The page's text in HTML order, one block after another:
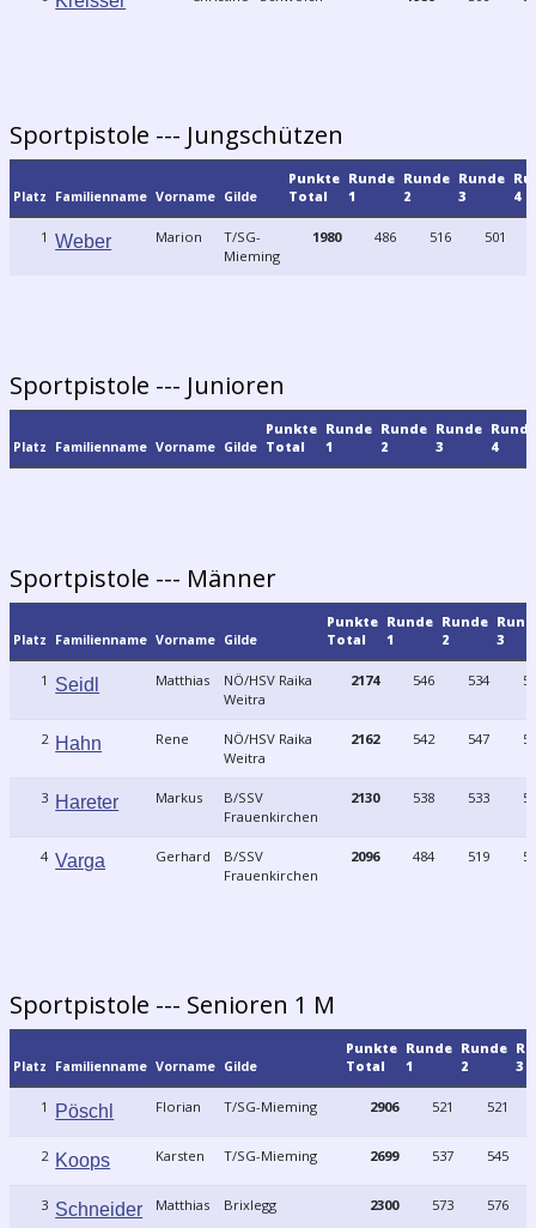
Sportpistole --- Jungschützen
Platz Familienname Vorname Gilde
Punkte
Total
Runde
1
Runde
2
Runde
3
4
1 Weber Marion
T/SG-
Mieming
1980 486 516 501
Sportpistole --- Junioren
Platz Familienname Vorname Gilde
Punkte
Total
Runde
1
Runde
2
Runde
3
4
Sportpistole --- Männer
Platz Familienname Vorname Gilde
Punkte
Total
Runde
1
Runde
2
3
1 Seidl Matthias
NÖ/HSV Raika
Weitra
2174 546 534
2 Hahn Rene
NÖ/HSV Raika
Weitra
2162 542 547
3 Hareter Markus
B/SSV
Frauenkirchen
2130 538 533
4 Varga Gerhard
B/SSV
Frauenkirchen
2096 484 519
Sportpistole --- Senioren 1 M
Platz Familienname Vorname Gilde
Punkte
Total
Runde
1
Runde
2
3
1 Pöschl Florian T/SG-Mieming 2906 521 521
2 Koops Karsten T/SG-Mieming 2699 537 545
3 Schneider Matthias Brixlegg 2300 573 576